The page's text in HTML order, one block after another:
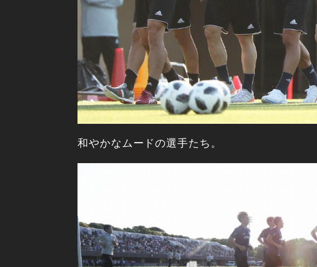
和やかなムードの選手たち。